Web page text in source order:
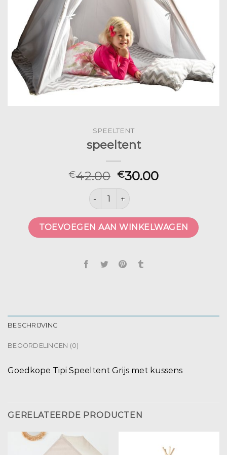
SPEELTENT
speeltent
€42.00 €30.00
speeltent aantal
TOEVOEGEN AAN WINKELWAGEN
BESCHRIJVING
BEOORDELINGEN (0)
Goedkope Tipi Speeltent Grijs met kussens
GERELATEERDE PRODUCTEN